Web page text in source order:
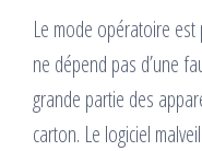
Le mode opératoire est
ne dépend pas d’une
grande partie des
carton. Le logiciel